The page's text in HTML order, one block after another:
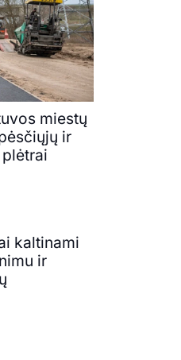
miestų
ir
kaltinami
ir